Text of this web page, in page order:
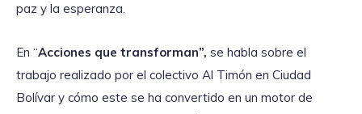
paz y la esperanza.
En “Acciones que transforman”, se habla sobre el
trabajo realizado por el colectivo Al Timón en Ciudad
Bolívar y cómo este se ha convertido en un motor de